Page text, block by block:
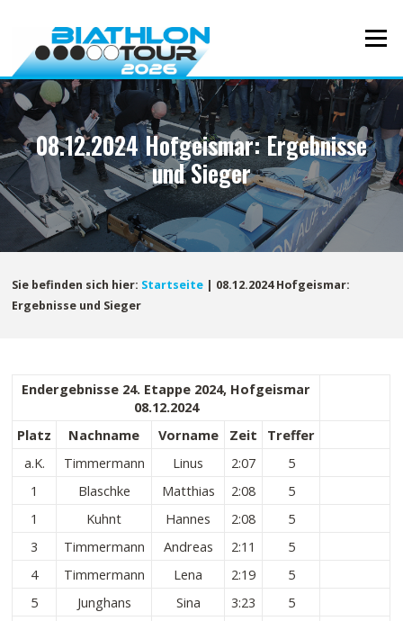
Inhalt
Menü
08.12.2024 Hofgeismar: Ergebnisse
und Sieger
Sie befinden sich hier: Startseite | 08.12.2024 Hofgeismar:
Ergebnisse und Sieger
Endergebnisse 24. Etappe 2024, Hofgeismar
08.12.2024
Platz
Nachname Vorname Zeit
Treffer
a.K.
Timmermann Linus 2:07
5
1
Blaschke Matthias 2:08
5
1
Kuhnt Hannes 2:08
5
3
Timmermann Andreas 2:11
5
4
Timmermann Lena 2:19
5
5
Junghans Sina 3:23
5